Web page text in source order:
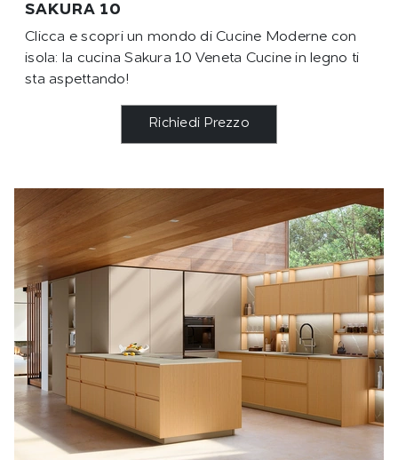
SAKURA 10
Clicca e scopri un mondo di Cucine Moderne con
isola: la cucina Sakura 10 Veneta Cucine in legno ti
sta aspettando!
Richiedi Prezzo